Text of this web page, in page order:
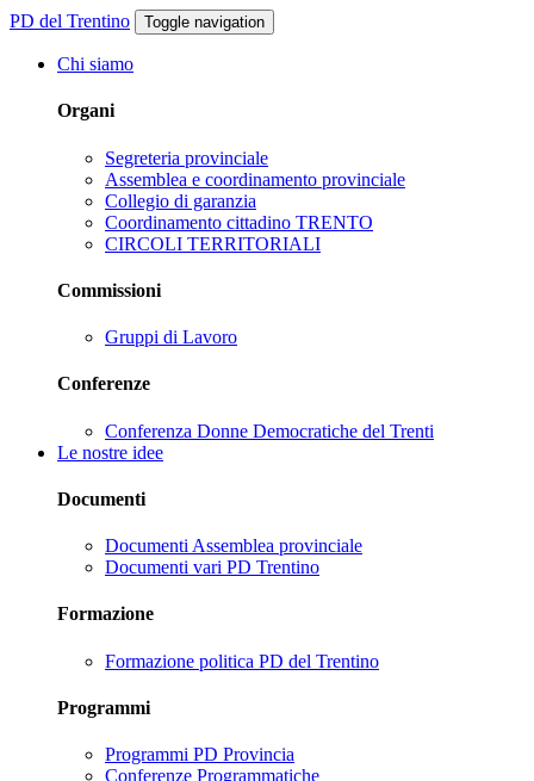
PD del Trentino Toggle navigation
Chi siamo
Organi
Segreteria provinciale
Assemblea e coordinamento provinciale
Collegio di garanzia
Coordinamento cittadino TRENTO
CIRCOLI TERRITORIALI
Commissioni
Gruppi di Lavoro
Conferenze
Conferenza Donne Democratiche del Trenti
Le nostre idee
Documenti
Documenti Assemblea provinciale
Documenti vari PD Trentino
Formazione
Formazione politica PD del Trentino
Programmi
Programmi PD Provincia
Conferenze Programmatiche